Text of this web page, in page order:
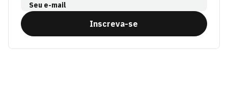
Seu e-mail
Inscreva-se